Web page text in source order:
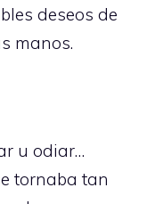
deseos de
manos.
u odiar…
tornaba tan